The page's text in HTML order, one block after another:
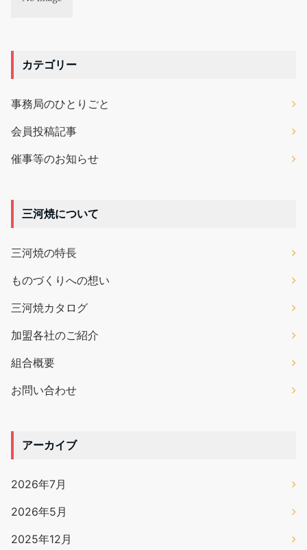
カテゴリー
事務局のひとりごと
会員投稿記事
催事等のお知らせ
三河焼について
三河焼の特長
ものづくりへの想い
三河焼カタログ
加盟各社のご紹介
組合概要
お問い合わせ
アーカイブ
2026年7月
2026年5月
2025年12月